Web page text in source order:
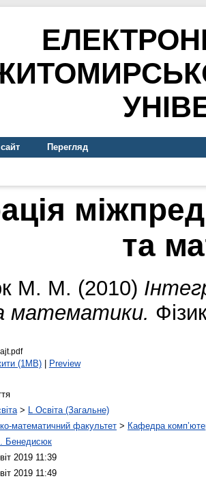
Перегляд
та
М. М. (2010)
математики.
(1MB)| Preview
> L Освіта (Загальне)
математичний факультет > Кафедра
Бенедисюк
2019 11:39
2019 11:49